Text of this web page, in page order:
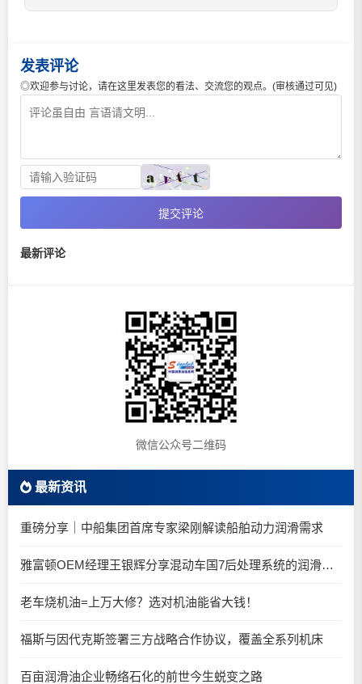
发表评论
◎欢迎参与讨论，请在这里发表您的看法、交流您的观点。(审核通过可见)
提交评论
最新评论
微信公众号二维码
最新资讯
重磅分享｜中船集团首席专家梁刚解读船舶动力润滑需求
雅富顿OEM经理王银辉分享混动车国7后处理系统的润滑油要求
老车烧机油=上万大修？选对机油能省大钱！
福斯与因代克斯签署三方战略合作协议，覆盖全系列机床
百亩润滑油企业畅络石化的前世今生蜕变之路